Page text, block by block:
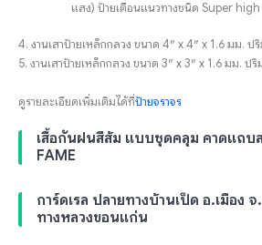
แสง) ป้ายเตือนแนวทางชนิด Super
4. งานเสาป้ายเหล็กกลวง ขนาด 4″ x 4″ x 1.6 มม. ป
5. งานเสาป้ายเหล็กกลวง ขนาด 3″ x 3″ x 1.6 มม. ป
ดูรายละเอียดเพิ่มเติมได้ที่ป้ายจราจร
เสื้อกันฝนสีส้ม แบบชุดคลุม คาดแถบ
FAME
การ์ดเรล ปลายทางบ้านเป็ด อ.เมือง
ทางหลวงขอนแก่น